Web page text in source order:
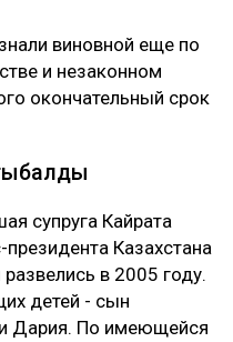
виновной еще по
и незаконном
окончательный срок
супруга Кайрата
Казахстана
в 2005 году.
детей - сын
Дария. По имеющейся